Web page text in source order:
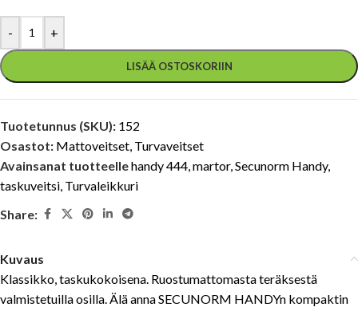
- +
LISÄÄ OSTOSKORIIN
Tuotetunnus (SKU): 152
Osastot: Mattoveitset Turvaveitset
Avainsanat tuotteellehandy 444 martor, Secunorm Handy,
taskuveitsi Turvaleikkuri
Share:
Kuvaus
Klassikko, taskukokoisena. Ruostumattomasta teräksestä
valmistetuilla osilla. Älä anna SECUNORM HANDYn kompaktin